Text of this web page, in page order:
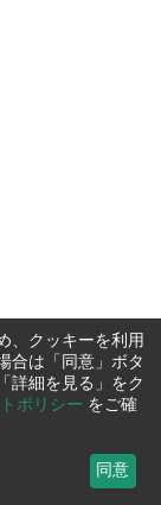
、クッキーを利用
合は「同意」ボタ
詳細を見る」をク
ポリシー をご確
同意